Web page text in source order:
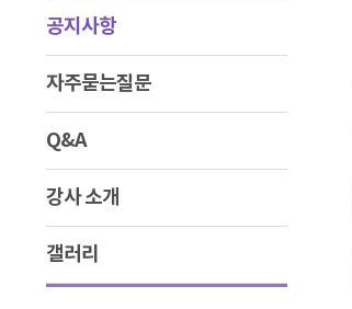
공지사항
자주묻는질문
Q&A
강사 소개
갤러리